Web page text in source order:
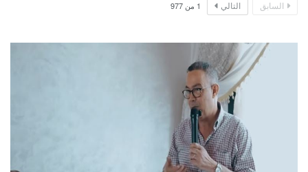
السابق التالي 1 من 977